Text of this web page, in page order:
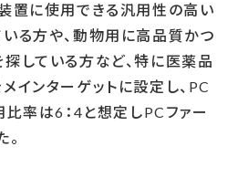
置に使用できる汎用性の高い
る方や、動物用に高品質かつ
している方など、特に医薬品
インターゲットに設定し、 PC
比率は6 ： 4 と想定しPC ファー